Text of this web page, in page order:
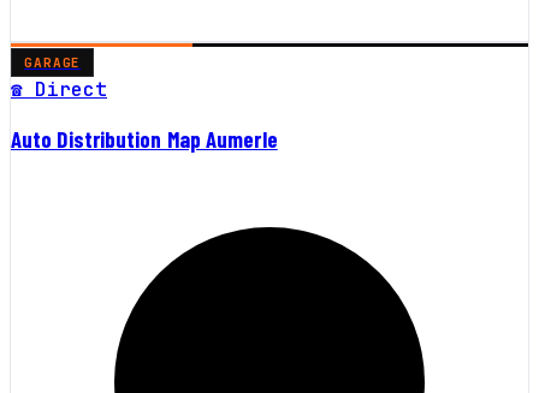
GARAGE
☎ Direct
Auto Distribution Map Aumerle